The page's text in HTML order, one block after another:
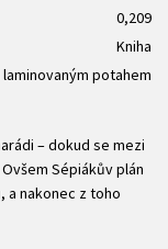
0,209
Kniha
laminovaným potahem
– dokud se mezi
Sépiákův plán
a nakonec z toho